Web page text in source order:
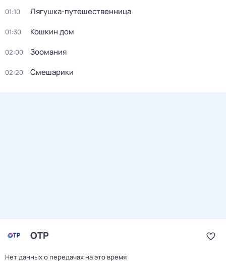
01:10 Лягушка-путешественница
01:30 Кошкин дом
02:00 Зоомания
02:20 Смешарики
ОТР
Нет данных о передачах на это время